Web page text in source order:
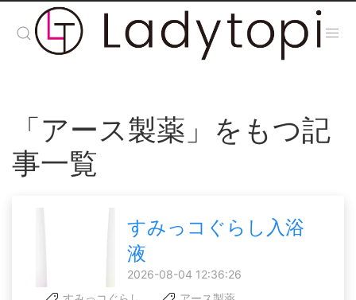
「アース製薬」をもつ記
事一覧
すみっコぐらし入浴
液
2026-08-04 12:36:26